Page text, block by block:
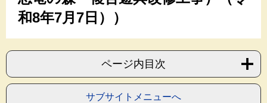
和8年7月7日））
ページ内目次
サブサイトメニューへ